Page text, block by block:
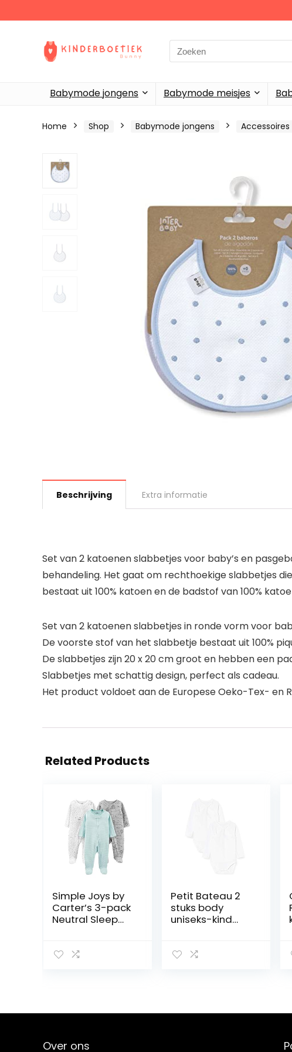
Search
for:
Babymode jongens Babymode meisjes
Home Shop Babymode jongens Accessoires
Beschrijving Extra informatie
Set van 2 katoenen slabbetjes voor baby’s en
behandeling. Het gaat om rechthoekige slabbetjes
bestaat uit 100% katoen en de badstof van 100%
Set van 2 katoenen slabbetjes in ronde vorm voor
De voorste stof van het slabbetje bestaat uit 100%
De slabbetjes zijn 20 x 20 cm groot en hebben een
Slabbetjes met schattig design, perfect als cadeau.
Het product voldoet aan de Europese Oeko-Tex- en
Related Products
Simple Joys by
Carter’s 3-pack
Neutral Sleep
Slapers
Petit Bateau 2
stuks body
uniseks-kind
Over ons